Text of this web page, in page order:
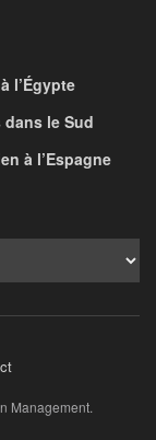
l’Égypte
le Sud
à l’Espagne
Management.